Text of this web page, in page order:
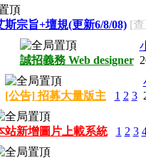
斯宗旨+壇規(更新6/8/08) [
誠招義務 Web designer
[公告] 招募大量版主 1 2 3
站新增圖片上載系統 1 2 3